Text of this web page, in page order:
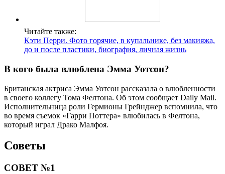
Читайте также:
Кэти Перри. Фото горячие, в купальнике, без макияжа,
до и после пластики, биография, личная жизнь
В кого была влюблена Эмма Уотсон?
Британская актриса Эмма Уотсон рассказала о влюбленности
в своего коллегу Тома Фелтона. Об этом сообщает Daily Mail.
Исполнительница роли Гермионы Грейнджер вспомнила, что
во время съемок «Гарри Поттера» влюбилась в Фелтона,
который играл Драко Малфоя.
Советы
СОВЕТ №1